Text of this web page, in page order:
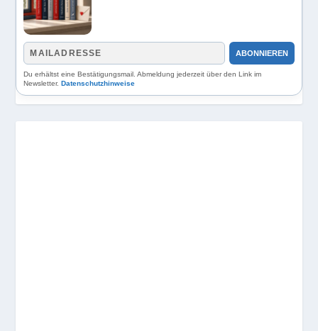
ABONNIEREN
Du erhältst eine Bestätigungsmail. Abmeldung jederzeit über den Link im
Newsletter.Datenschutzhinweise